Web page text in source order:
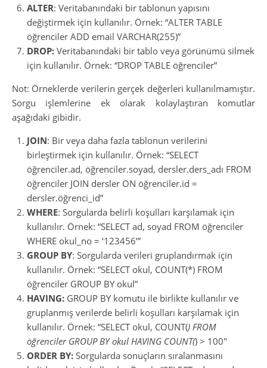
ALTER: Veritabanındaki bir tablonun yapısını
değiştirmek için kullanılır. Örnek: “ALTER TABLE
öğrenciler ADD email VARCHAR(255)”
DROP: Veritabanındaki bir tablo veya görünümü silmek
için kullanılır. Örnek: “DROP TABLE öğrenciler”
Not: Örneklerde verilerin gerçek değerleri kullanılmamıştır.
Sorgu işlemlerine ek olarak kolaylaştıran komutlar
aşağıdaki gibidir.
JOIN: Bir veya daha fazla tablonun verilerini
birleştirmek için kullanılır. Örnek: “SELECT
öğrenciler.ad, öğrenciler.soyad, dersler.ders_adı FROM
öğrenciler JOIN dersler ON öğrenciler.id =
dersler.öğrenci_id”
WHERE: Sorgularda belirli koşulları karşılamak için
kullanılır. Örnek: “SELECT ad, soyad FROM öğrenciler
WHERE okul_no = ‘123456’”
GROUP BY: Sorgularda verileri gruplandırmak için
kullanılır. Örnek: “SELECT okul, COUNT(*) FROM
öğrenciler GROUP BY okul”
HAVING: GROUP BY komutu ile birlikte kullanılır ve
gruplanmış verilerde belirli koşulları karşılamak için
kullanılır. Örnek: “SELECT okul, COUNT() FROM
öğrenciler GROUP BY okul HAVING COUNT() > 100″
ORDER BY: Sorgularda sonuçların sıralanmasını